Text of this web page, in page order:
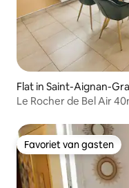
Flat in Saint-Aignan-
Le Rocher de Bel Air
Favoriet van gasten
Favoriet van gasten